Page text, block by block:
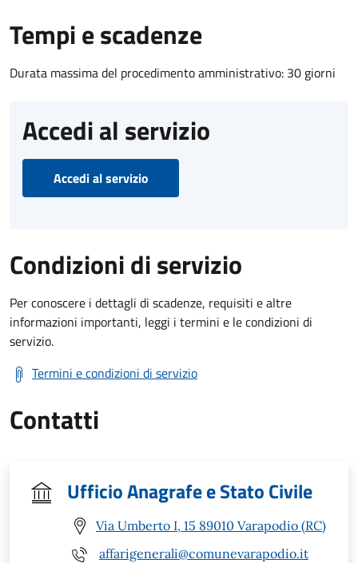
Tempi e scadenze
Durata massima del procedimento amministrativo: 30 giorni
Accedi al servizio
Accedi al servizio
Condizioni di servizio
Per conoscere i dettagli di scadenze, requisiti e altre
informazioni importanti, leggi i termini e le condizioni di
servizio.
Termini e condizioni di servizio
Contatti
Ufficio Anagrafe e Stato Civile
Via Umberto I, 15 89010 Varapodio (RC)
affarigenerali@comunevarapodio.it